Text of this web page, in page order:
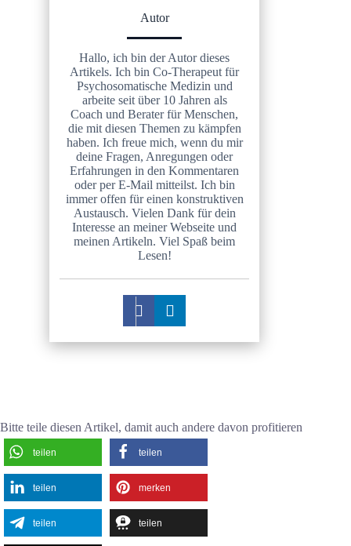
Autor
Hallo, ich bin der Autor dieses
Artikels. Ich bin Co-Therapeut für
Psychosomatische Medizin und
arbeite seit über 10 Jahren als
Coach und Berater für Menschen,
die mit diesen Themen zu kämpfen
haben. Ich freue mich, wenn du mir
deine Fragen, Anregungen oder
Erfahrungen in den Kommentaren
oder per E-Mail mitteilst. Ich bin
immer offen für einen konstruktiven
Austausch. Vielen Dank für dein
Interesse an meiner Webseite und
meinen Artikeln. Viel Spaß beim
Lesen!
Bitte teile diesen Artikel, damit auch andere davon profitieren
teilen teilen
teilen merken
teilen teilen